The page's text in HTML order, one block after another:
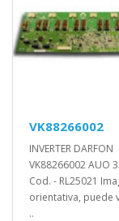
VK88266002
INVERTER DARFON
VK88266002 AUO
Cod. - RL25021
orientativa, puede
..